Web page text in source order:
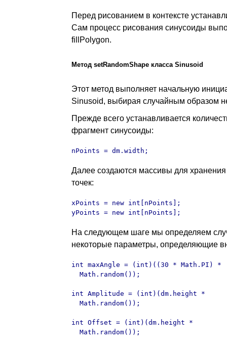
Перед рисованием в контексте
Сам процесс рисования синусоиды
fillPolygon.
Метод setRandomShape класса Sinusoid
Этот метод выполняет начальную
Sinusoid, выбирая случайным образом
Прежде всего устанавливается
фрагмент синусоиды:
nPoints = dm.width;
Далее создаются массивы для хранения
точек:
xPoints = new int[nPoints];
yPoints = new int[nPoints];
На следующем шаге мы определяем
некоторые параметры, определяющие
int maxAngle = (int)((30 * Math.PI) *
  Math.random());
int Amplitude = (int)(dm.height *
  Math.random());
int Offset = (int)(dm.height *
  Math.random());